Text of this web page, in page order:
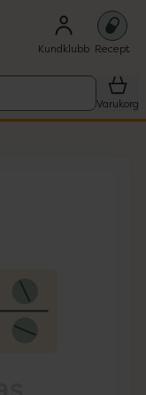
Kundklubb Recept
Varukorg